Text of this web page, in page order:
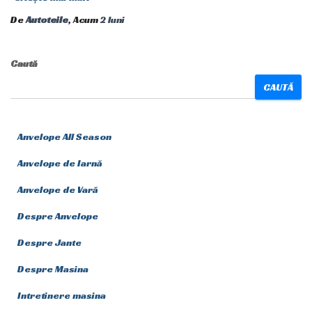
DeAutoteile, Acum2 luni
Caută
CAUTĂ
Anvelope All Season
Anvelope de Iarnă
Anvelope de Vară
Despre Anvelope
Despre Jante
Despre Masina
Intretinere masina